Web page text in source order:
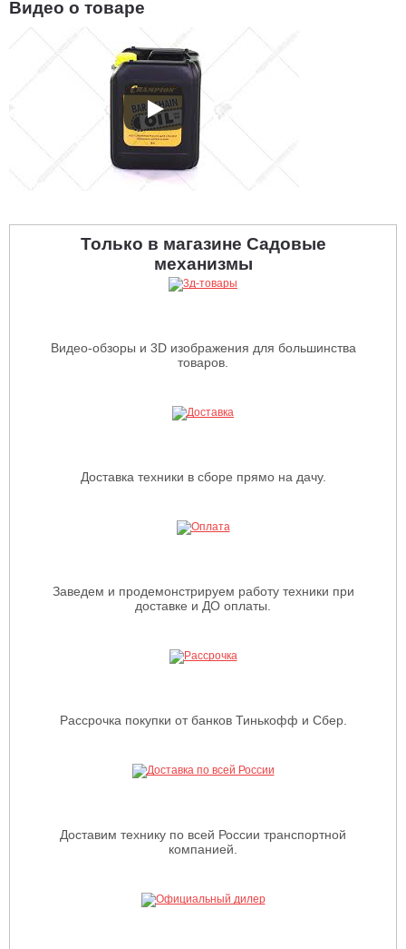
Видео о товаре
Только в магазине Садовые
механизмы
Видео-обзоры и 3D изображения для большинства
товаров.
Доставка техники в сборе прямо на дачу.
Заведем и продемонстрируем работу техники при
доставке и ДО оплаты.
Рассрочка покупки от банков Тинькофф и Сбер.
Доставим технику по всей России транспортной
компанией.